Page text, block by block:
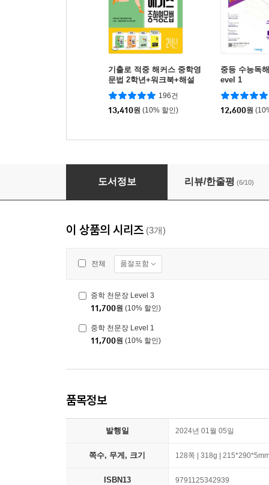
기출로 적중 해커스 중학영
문법 2학년+워크북+해설
집 세트
196건
13,410원 (10% 할인)
중등 수능독
evel 1
12,600원
중학 천문장 Level 1
도서정보 리뷰/한줄평 (6/10)
이 상품의 시리즈 (3개)
전체 품절포함
중학 천문장 Level 3
11,700원 (10% 할인)
중학 천문장 Level 1
11,700원 (10% 할인)
품목정보
발행일 2024년 01월 05일
쪽수, 무게, 크기 128쪽 | 318g |
ISBN13 9791125342939